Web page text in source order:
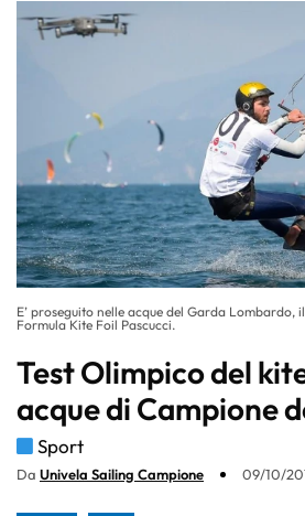
E’ proseguito nelle acque del Garda Lombardo,
Formula Kite Foil Pascucci.
Test Olimpico del
acque di Campione
Sport
Da Univela Sailing Campione 09/10/